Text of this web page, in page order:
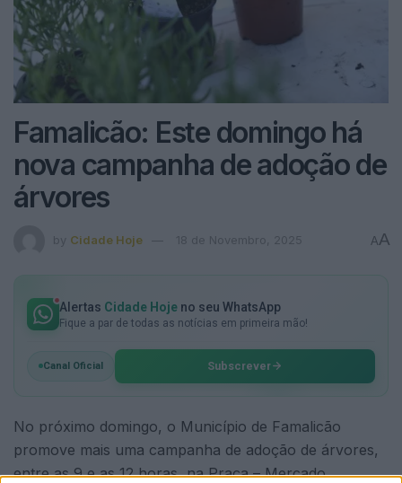
Famalicão: Este domingo há
nova campanha de adoção de
árvores
by Cidade Hoje 18 de Novembro, 2025 AA
Alertas Cidade Hoje no seu WhatsApp
Fique a par de todas as notícias em primeira mão!
Canal Oficial Subscrever
No próximo domingo, o Município de Famalicão
promove mais uma campanha de adoção de árvores,
entre as 9 e as 12 horas, na Praça – Mercado